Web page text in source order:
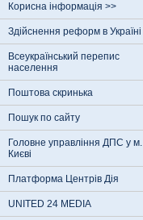
Корисна інформація >>
Здійснення реформ в Україні
Всеукраїнський перепис
населення
Поштова скринька
Пошук по сайту
Головне управління ДПС у м.
Києві
Платформа Центрів Дія
UNITED 24 MEDIA